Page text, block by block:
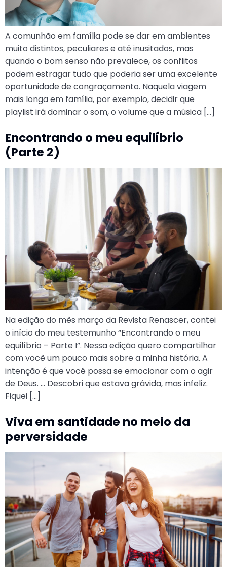
A comunhão em família pode se dar em ambientes
muito distintos, peculiares e até inusitados, mas
quando o bom senso não prevalece, os conflitos
podem estragar tudo que poderia ser uma excelente
oportunidade de congraçamento. Naquela viagem
mais longa em família, por exemplo, decidir que
playlist irá dominar o som, o volume que a música […]
Encontrando o meu equilíbrio
(Parte 2)
Na edição do mês março da Revista Renascer, contei
o início do meu testemunho “Encontrando o meu
equilíbrio – Parte I”. Nessa edição quero compartilhar
com você um pouco mais sobre a minha história. A
intenção é que você possa se emocionar com o agir
de Deus. … Descobri que estava grávida, mas infeliz.
Fiquei […]
Viva em santidade no meio da
perversidade